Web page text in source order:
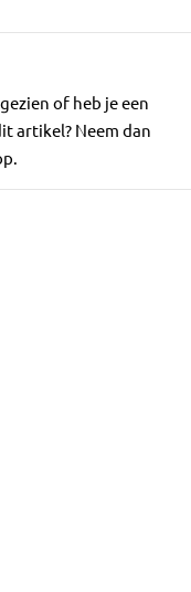
of heb je een
artikel? Neem dan